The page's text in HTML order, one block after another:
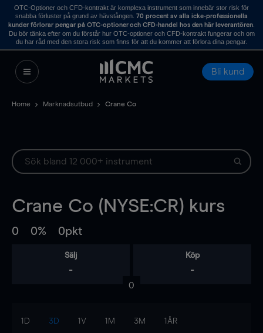
OTC-Optioner och CFD-kontrakt är komplexa instrument som innebär stor risk för
snabba förluster på grund av hävstången. 70 procent av alla icke-professionella
kunder förlorar pengar på OTC-optioner och CFD-handel hos den här leverantören.
Du bör tänka efter om du förstår hur OTC-optioner och CFD-kontrakt fungerar och om
du har råd med den stora risk som finns för att du kommer att förlora dina pengar.
Bli kund
Home Marknadsutbud Crane Co
Crane Co (NYSE:CR) kurs
0 0% 0pkt
Sälj
-
Köp
-
0
1D 3D 1V 1M 3M 1ÅR